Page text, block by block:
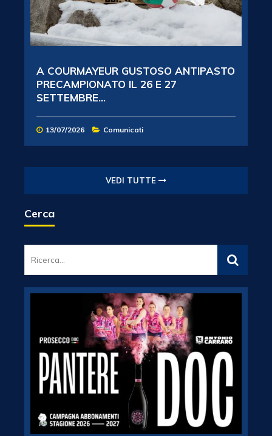
A COURMAYEUR GUSTOSO ANTIPASTO
PRECAMPIONATO IL 26 E 27
SETTEMBRE...
13/07/2026 Comunicati
VEDI TUTTE
Cerca